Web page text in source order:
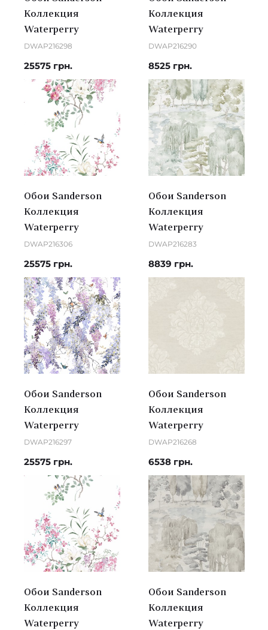
Коллекция
Waterperry
DWAP216298
25575 грн.
Коллекция
Waterperry
DWAP216290
8525 грн.
Обои Sanderson
Коллекция
Waterperry
DWAP216306
25575 грн.
Обои Sanderson
Коллекция
Waterperry
DWAP216283
8839 грн.
Обои Sanderson
Коллекция
Waterperry
DWAP216297
25575 грн.
Обои Sanderson
Коллекция
Waterperry
DWAP216268
6538 грн.
Обои Sanderson
Коллекция
Waterperry
Обои Sanderson
Коллекция
Waterperry